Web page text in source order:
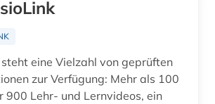
steht eine Vielzahl von geprüften
zur Verfügung: Mehr als 100
900 Lehr- und Lernvideos, ein